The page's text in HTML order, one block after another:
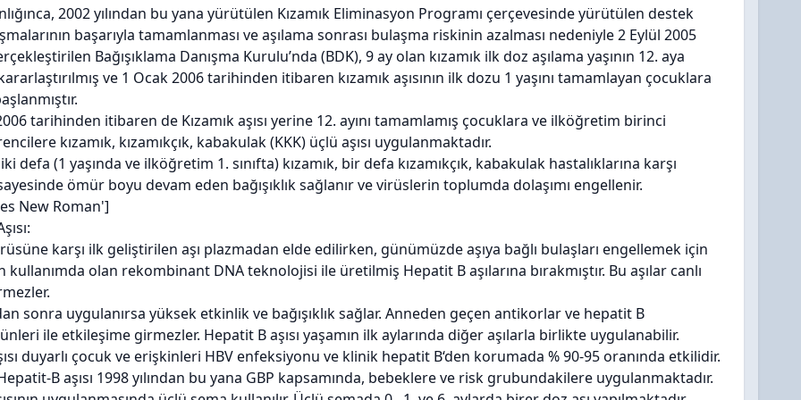
2002 yılından bu yana yürütülen Kızamık Eliminasyon Programı çerçevesinde yürütülen destek
başarıyla tamamlanması ve aşılama sonrası bulaşma riskinin azalması nedeniyle 2 Eylül 2005
Bağışıklama Danışma Kurulu’nda (BDK), 9 ay olan kızamık ilk doz aşılama yaşının 12. aya
ve 1 Ocak 2006 tarihinden itibaren kızamık aşısının ilk dozu 1 yaşını tamamlayan çocuklara
tarihinden itibaren de Kızamık aşısı yerine 12. ayını tamamlamış çocuklara ve ilköğretim birinci
kızamık, kızamıkçık, kabakulak (KKK) üçlü aşısı uygulanmaktadır.
defa (1 yaşında ve ilköğretim 1. sınıfta) kızamık, bir defa kızamıkçık, kabakulak hastalıklarına karşı
ömür boyu devam eden bağışıklık sağlanır ve virüslerin toplumda dolaşımı engellenir.
New Roman']
karşı ilk geliştirilen aşı plazmadan elde edilirken, günümüzde aşıya bağlı bulaşları engellemek için
kullanımda olan rekombinant DNA teknolojisi ile üretilmiş Hepatit B aşılarına bırakmıştır. Bu aşılar canlı
sonra uygulanırsa yüksek etkinlik ve bağışıklık sağlar. Anneden geçen antikorlar ve hepatit B
ile etkileşime girmezler. Hepatit B aşısı yaşamın ilk aylarında diğer aşılarla birlikte uygulanabilir.
duyarlı çocuk ve erişkinleri HBV enfeksiyonu ve klinik hepatit B‘den korumada % 90-95 oranında etkilidir.
B aşısı 1998 yılından bu yana GBP kapsamında, bebeklere ve risk grubundakilere uygulanmaktadır.